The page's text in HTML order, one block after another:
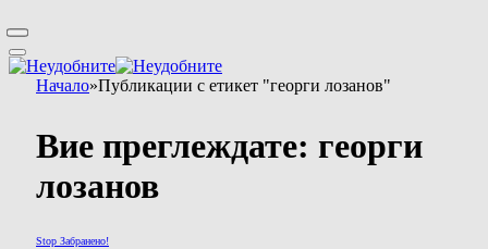
Начало»Публикации с етикет "георги лозанов"
Вие преглеждате: георги
лозанов
Stop Забранено!